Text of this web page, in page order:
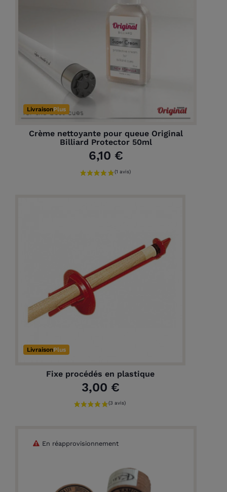
LivraisonPlus
Crème nettoyante pour queue Original
Billiard Protector 50ml
6,10 €
LivraisonPlus
Fixe procédés en plastique
3,00 €
En réapprovisionnement